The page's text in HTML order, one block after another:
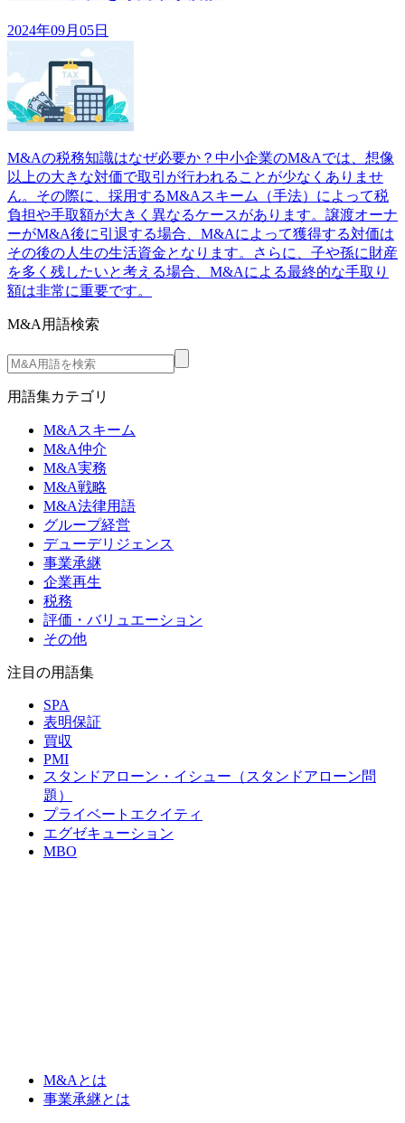
2024年09月05日
M&Aの税務知識はなぜ必要か？中小企業のM&Aでは、想像
以上の大きな対価で取引が行われることが少なくありませ
ん。その際に、採用するM&Aスキーム（手法）によって税
負担や手取額が大きく異なるケースがあります。譲渡オーナ
ーがM&A後に引退する場合、M&Aによって獲得する対価は
その後の人生の生活資金となります。さらに、子や孫に財産
を多く残したいと考える場合、M&Aによる最終的な手取り
額は非常に重要です。
M&A用語検索
用語集カテゴリ
M&Aスキーム
M&A仲介
M&A実務
M&A戦略
M&A法律用語
グループ経営
デューデリジェンス
事業承継
企業再生
税務
評価・バリュエーション
その他
注目の用語集
SPA
表明保証
買収
PMI
スタンドアローン・イシュー（スタンドアローン問
題）
プライベートエクイティ
エグゼキューション
MBO
M&Aとは
事業承継とは